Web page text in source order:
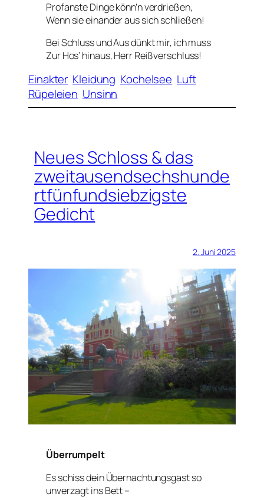
Profanste Dinge könn’n verdrießen,
Wenn sie einander aus sich schließen!
Bei Schluss und Aus dünkt mir, ich muss
Zur Hos‘ hinaus, Herr Reißverschluss!
Einakter Kleidung Kochelsee Luft
Rüpeleien Unsinn
Neues Schloss & das
zweitausendsechshunde
rtfünfundsiebzigste
Gedicht
2. Juni 2025
Überrumpelt
Es schiss dein Übernachtungsgast so
unverzagt ins Bett –